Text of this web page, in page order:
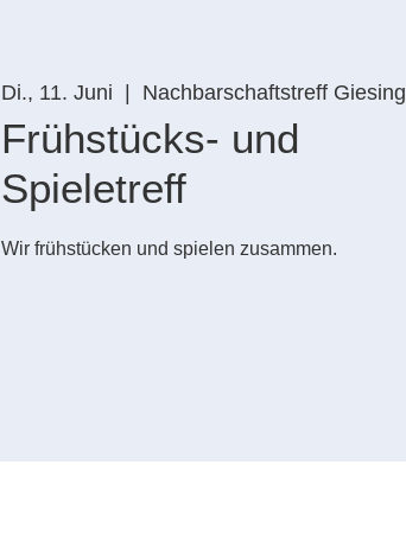
Di., 11. Juni Nachbarschaftstreff Giesing
Frühstücks- und
Spieletreff
Wir frühstücken und spielen zusammen.